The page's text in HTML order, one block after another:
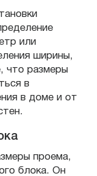
или
ширины,
что размеры
в
в доме и от
проема,
блока. Он